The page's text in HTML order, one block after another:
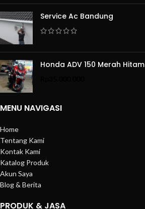
Service Ac Bandung
Honda ADV 150 Merah Hitam
MENU NAVIGASI
Home
Tentang Kami
Kontak Kami
Katalog Produk
Akun Saya
Blog & Berita
PRODUK & JASA